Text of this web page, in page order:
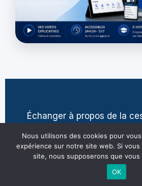
Échanger à propos de la
contact@jean-
Nous utilisons des cookies pour
expérience sur notre site web. Si
site, nous supposerons que
OK